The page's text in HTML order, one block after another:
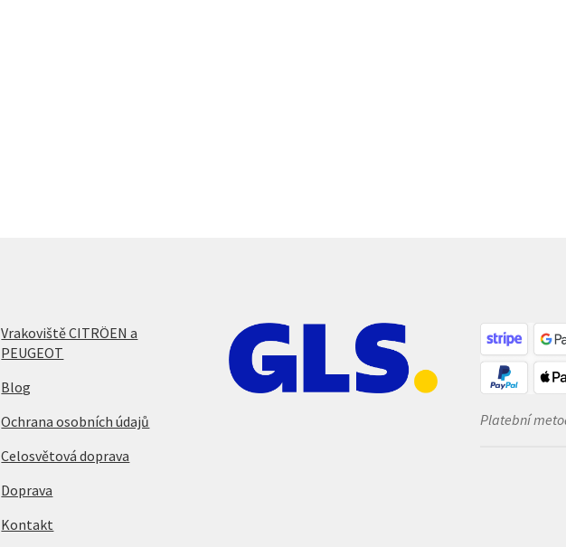
Vrakoviště CITRÖEN a
PEUGEOT
Blog
Ochrana osobních údajů
Celosvětová doprava
Doprava
Kontakt
Platební